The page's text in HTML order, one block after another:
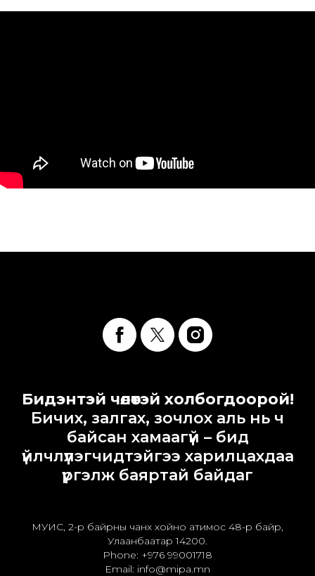
Бидэнтэй чөлөөтэй холбогдоорой!
Бичих, залгах, зочлох аль нь ч
байсан хамаагүй – бид
үйлчлүүлэгчидтэйгээ харилцахдаа
үргэлж баяртай байдаг
МУИС, 2-р байрны чанх хойно атимос 48-р байр,
Улаанбаатар 14200.
Phone: +976 99001718
Email: info@mipa.mn